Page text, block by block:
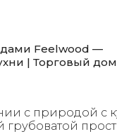
Feelwood —
| Торговый дом
с природой с